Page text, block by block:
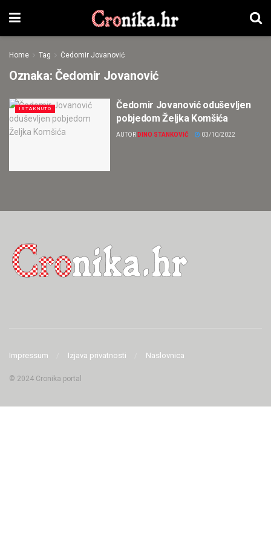
Home Tag Čedomir Jovanović
Oznaka: Čedomir Jovanović
ISTAKNUTO
Čedomir Jovanović oduševljen
pobjedom Željka Komšića
AUTOR DINO STANKOVIĆ 03/10/2022
Impressum Izjava privatnosti Naslovnica
© 2024 Cronika portal